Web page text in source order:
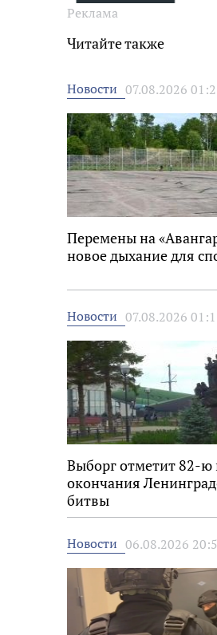
Реклама
Читайте также
Новости 07.08.2026
Перемены на
новое дыхание для
Новости 07.08.2026
Выборг отметит 82-
окончания
битвы
Новости 06.08.2026